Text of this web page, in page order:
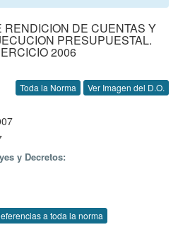
RENDICION DE CUENTAS Y
PRESUPUESTAL.
2006
Toda la Norma Ver Imagen del D.O.
y Decretos:
a toda la norma